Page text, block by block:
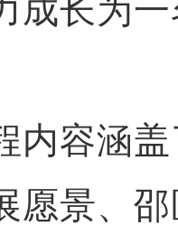
成长为
容涵盖
愿景、